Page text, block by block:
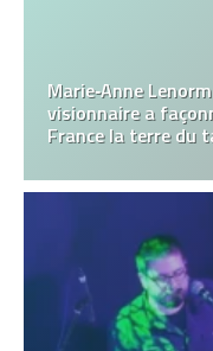
Marie‑Anne
visionnaire a
France la terre du